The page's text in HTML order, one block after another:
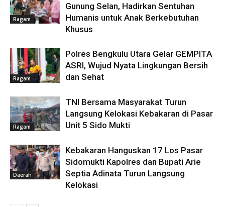
Ragam
Gunung Selan, Hadirkan Sentuhan
Humanis untuk Anak Berkebutuhan
Khusus
Ragam
Polres Bengkulu Utara Gelar GEMPITA
ASRI, Wujud Nyata Lingkungan Bersih
dan Sehat
Ragam
TNI Bersama Masyarakat Turun
Langsung Kelokasi Kebakaran di Pasar
Unit 5 Sido Mukti
Daerah
Kebakaran Hanguskan 17 Los Pasar
Sidomukti Kapolres dan Bupati Arie
Septia Adinata Turun Langsung
Kelokasi